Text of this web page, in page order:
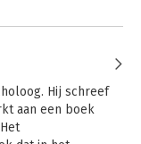
Hij schreef
aan een boek